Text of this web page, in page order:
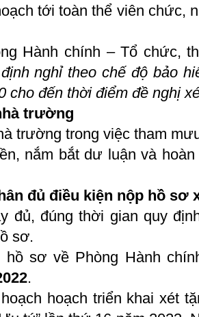
tới toàn thể viên chức,
Hành chính – Tổ chức,
nghỉ theo chế độ bảo
cho đến thời điểm đề nghị
trường
trường trong việc tham
nắm bắt dư luận và
đủ điều kiện nộp hồ sơ
đủ, đúng thời gian quy
sơ.
hồ sơ về Phòng Hành
.
hoạch triển khai xét